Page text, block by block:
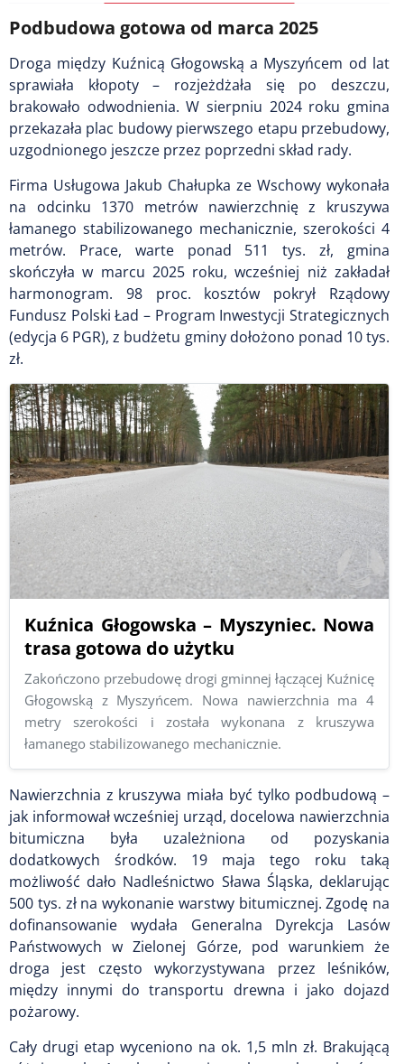
Podbudowa gotowa od marca 2025
Droga między Kuźnicą Głogowską a Myszyńcem od lat
sprawiała kłopoty – rozjeżdżała się po deszczu,
brakowało odwodnienia. W sierpniu 2024 roku gmina
przekazała plac budowy pierwszego etapu przebudowy,
uzgodnionego jeszcze przez poprzedni skład rady.
Firma Usługowa Jakub Chałupka ze Wschowy wykonała
na odcinku 1370 metrów nawierzchnię z kruszywa
łamanego stabilizowanego mechanicznie, szerokości 4
metrów. Prace, warte ponad 511 tys. zł, gmina
skończyła w marcu 2025 roku, wcześniej niż zakładał
harmonogram. 98 proc. kosztów pokrył Rządowy
Fundusz Polski Ład – Program Inwestycji Strategicznych
(edycja 6 PGR), z budżetu gminy dołożono ponad 10 tys.
zł.
Kuźnica Głogowska – Myszyniec. Nowa
trasa gotowa do użytku
Zakończono przebudowę drogi gminnej łączącej Kuźnicę
Głogowską z Myszyńcem. Nowa nawierzchnia ma 4
metry szerokości i została wykonana z kruszywa
łamanego stabilizowanego mechanicznie.
Nawierzchnia z kruszywa miała być tylko podbudową –
jak informował wcześniej urząd, docelowa nawierzchnia
bitumiczna była uzależniona od pozyskania
dodatkowych środków. 19 maja tego roku taką
możliwość dało Nadleśnictwo Sława Śląska, deklarując
500 tys. zł na wykonanie warstwy bitumicznej. Zgodę na
dofinansowanie wydała Generalna Dyrekcja Lasów
Państwowych w Zielonej Górze, pod warunkiem że
droga jest często wykorzystywana przez leśników,
między innymi do transportu drewna i jako dojazd
pożarowy.
Cały drugi etap wyceniono na ok. 1,5 mln zł. Brakującą